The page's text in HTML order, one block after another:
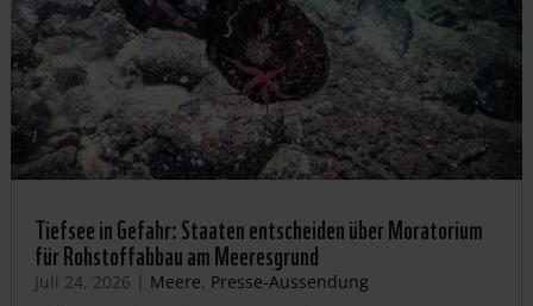
Tiefsee in Gefahr: Staaten entscheiden über Moratorium
für Rohstoffabbau am Meeresgrund
Juli 24, 2026 | Meere, Presse-Aussendung